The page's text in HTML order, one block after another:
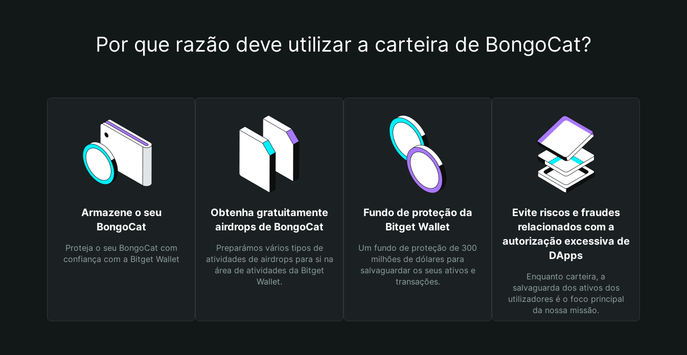
Por que razão deve utilizar a carteira de BongoCat?
Armazene o seu
BongoCat
Proteja o seu BongoCat com
confiança com a Bitget Wallet
Obtenha gratuitamente
airdrops de BongoCat
Preparámos vários tipos de
atividades de airdrops para si na
área de atividades da Bitget
Wallet.
Fundo de proteção da
Bitget Wallet
Um fundo de proteção de 300
milhões de dólares para
salvaguardar os seus ativos e
transações.
Evite riscos e fraudes
relacionados com a
autorização excessiva de
DApps
Enquanto carteira, a
salvaguarda dos ativos dos
utilizadores é o foco principal
da nossa missão.